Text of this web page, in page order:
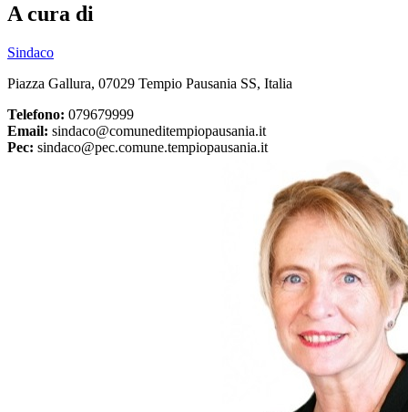
A cura di
Sindaco
Piazza Gallura, 07029 Tempio Pausania SS, Italia
Telefono: 079679999
Email: sindaco@comuneditempiopausania.it
Pec: sindaco@pec.comune.tempiopausania.it